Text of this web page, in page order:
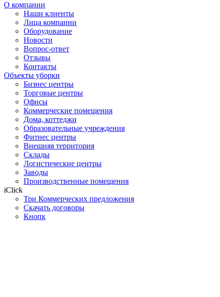
О компании
Наши клиенты
Лица компании
Оборудование
Новости
Вопрос-ответ
Отзывы
Контакты
Объекты уборки
Бизнес центры
Торговые центры
Офисы
Коммерческие помещения
Дома, коттеджи
Образовательные учреждения
Фитнес центры
Внешняя территория
Склады
Логистические центры
Заводы
Производственные помещения
iClick
Три Коммерческих предложения
Скачать договоры
Кнопк